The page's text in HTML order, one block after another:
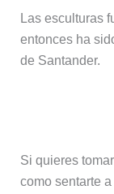
Las esculturas
entonces ha
de Santander.
Si quieres
como sentarte